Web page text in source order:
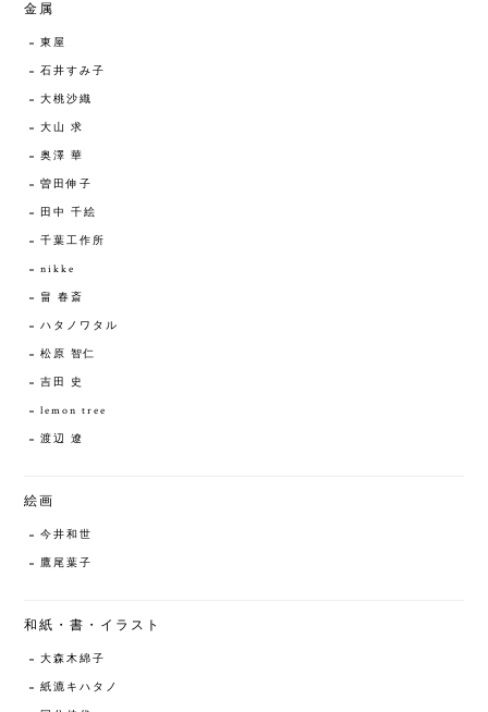
金属
東屋
石井すみ子
大桃沙織
大山 求
奥澤 華
曽田伸子
田中 千絵
千葉工作所
nikke
畠 春斎
ハタノワタル
松原 智仁
吉田 史
lemon tree
渡辺 遼
絵画
今井和世
鷹尾葉子
和紙・書・イラスト
大森木綿子
紙漉キハタノ